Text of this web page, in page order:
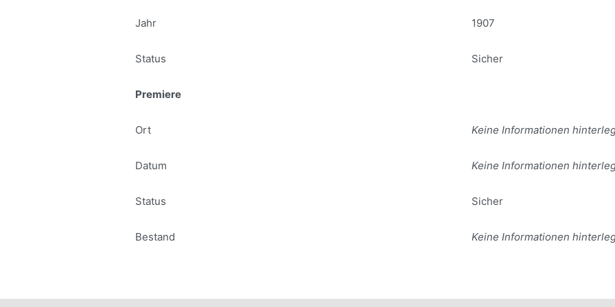
Jahr 1907
Status Sicher
Premiere
Ort Keine Informationen
Datum Keine Informationen
Status Sicher
Bestand Keine Informationen